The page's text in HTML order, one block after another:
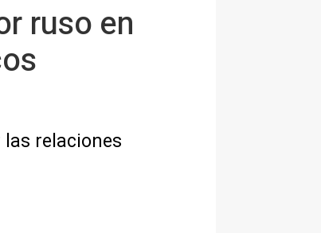
ruso en
relaciones